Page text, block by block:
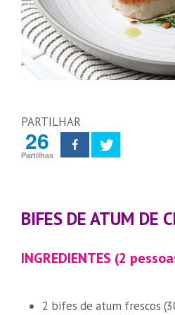
PARTILHAR
26
Partilhas
BIFES DE ATUM DE
INGREDIENTES (2
2 bifes de atum frescos